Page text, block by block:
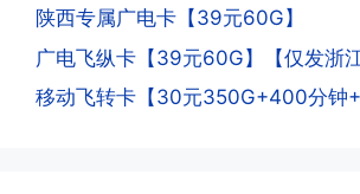
·4.实际扣费月租
答:
(1)首月扣费:电信是首月免费
次认证是为了证明你本人在使
一般二次认证的流程是本人使
流量，通过运营商链接刷人脸
件，来证明是本人在使用。具
陕西专属广电卡【39元60G】
广电飞纵卡【39元60G】【仅发浙江
移动飞转卡【30元350G+400分钟